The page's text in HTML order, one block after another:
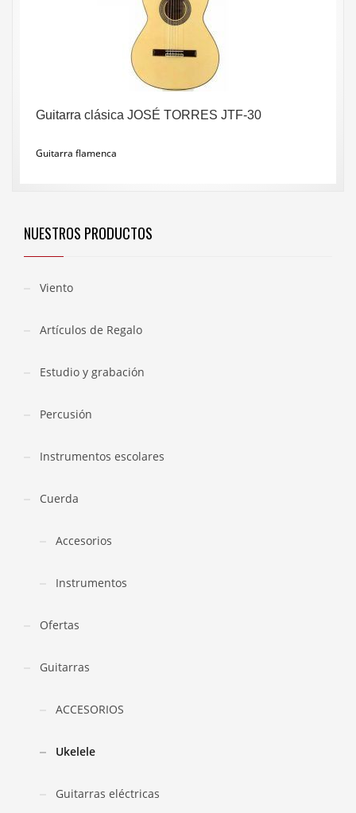
Guitarra clásica JOSÉ TORRES JTF-30
Guitarra flamenca
NUESTROS PRODUCTOS
Viento
Artículos de Regalo
Estudio y grabación
Percusión
Instrumentos escolares
Cuerda
Accesorios
Instrumentos
Ofertas
Guitarras
ACCESORIOS
Ukelele
Guitarras eléctricas